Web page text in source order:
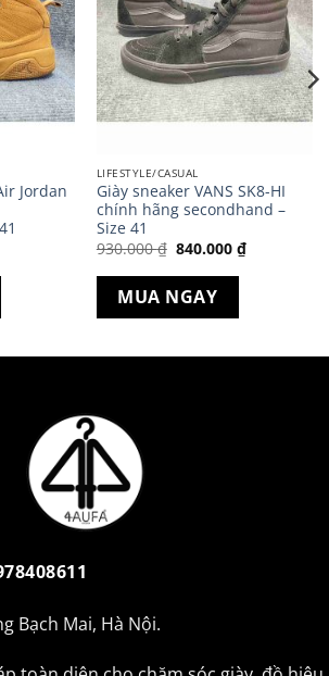
Jordan
LIFESTYLE/CASUAL
Giày sneaker VANS SK8-HI
chính hãng secondhand –
Size 41
930.000₫ Giá
gốc
là:
930.000 ₫.
840.000 ₫Giá
hiện
MUA NGAY
Bạch Mai, Hà Nội.